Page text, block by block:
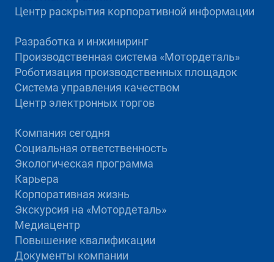
Центр раскрытия корпоративной информации
Разработка и инжиниринг
Производственная система «Mотордеталь»
Роботизация производственных площадок
Система управления качеством
Центр электронных торгов
Компания сегодня
Социальная ответственность
Экологическая программа
Карьера
Корпоративная жизнь
Экскурсия на «Мотордеталь»
Медиацентр
Повышение квалификации
Документы компании